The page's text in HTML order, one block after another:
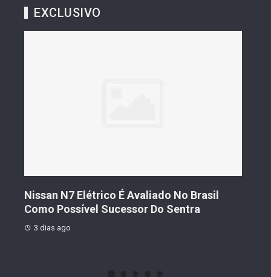
EXCLUSIVO
Nissan N7 Elétrico É Avaliado No Brasil
Como Possível Sucessor Do Sentra
3 dias ago